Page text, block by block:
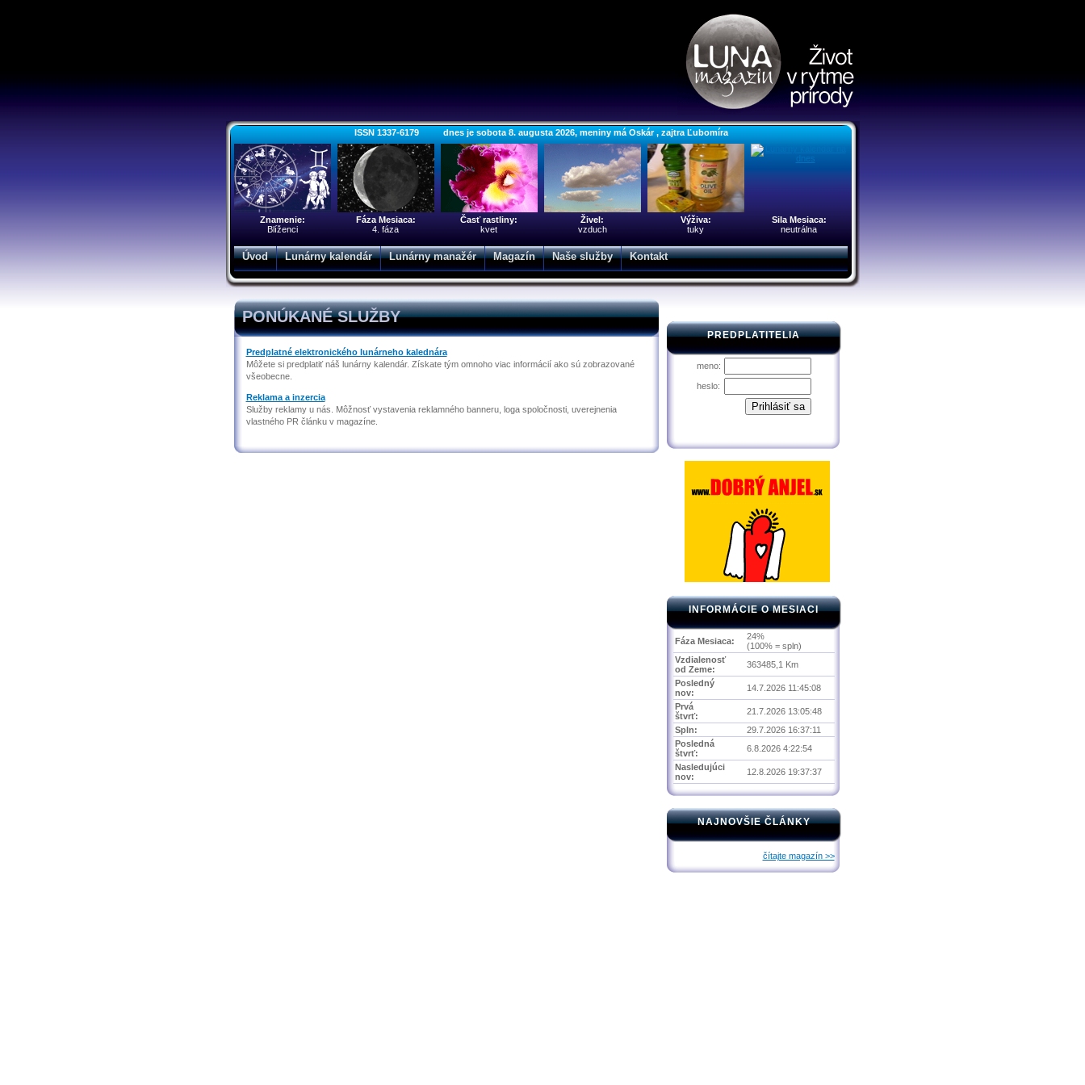
ISSN 1337-6179 dnes je sobota 8. augusta 2026, meniny má Oskár , zajtra Ľubomíra
Znamenie:
Blíženci
Fáza Mesiaca:
4. fáza
Časť rastliny:
kvet
Živel:
vzduch
Výživa:
tuky
Sila Mesiaca:
neutrálna
Úvod Lunárny kalendár Lunárny manažér Magazín Naše služby Kontakt
PONÚKANÉ SLUŽBY
Predplatné elektronického lunárneho kalednára
Môžete si predplatiť náš lunárny kalendár. Získate tým omnoho viac informácií ako sú zobrazované
všeobecne.
Reklama a inzercia
Služby reklamy u nás. Môžnosť vystavenia reklamného banneru, loga spoločnosti, uverejnenia
vlastného PR článku v magazíne.
PREDPLATITELIA
meno:
heslo:
INFORMÁCIE O MESIACI
Fáza Mesiaca:
24%
(100% = spln)
Vzdialenosť
od Zeme:
363485,1 Km
Posledný
nov:
14.7.2026 11:45:08
Prvá
štvrť:
21.7.2026 13:05:48
Spln:
29.7.2026 16:37:11
Posledná
štvrť:
6.8.2026 4:22:54
Nasledujúci
nov:
12.8.2026 19:37:37
NAJNOVŠIE ČLÁNKY
čítajte magazín >>